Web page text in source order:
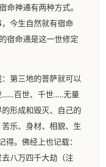
命神通有两种方式。
今生自然就有宿命
宿命通是这一世修定
第三地的菩萨就可以
百世、千世.....无量
形成和毁灭、自己的
乐、身材、相貌、生
得。佛经上也记载：
八万四千大劫（注